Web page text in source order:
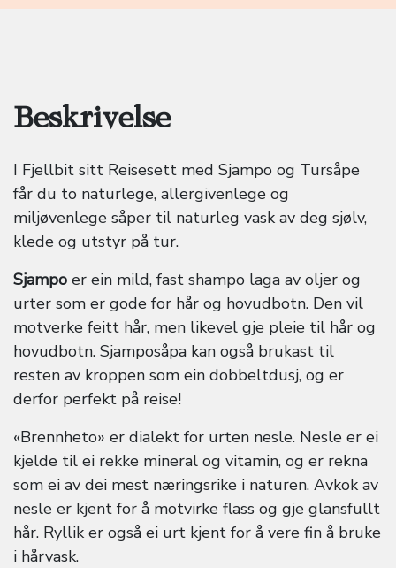
Beskrivelse
I Fjellbit sitt Reisesett med Sjampo og Tursåpe
får du to naturlege, allergivenlege og
miljøvenlege såper til naturleg vask av deg sjølv,
klede og utstyr på tur.
Sjampo er ein mild, fast shampo laga av oljer og
urter som er gode for hår og hovudbotn. Den vil
motverke feitt hår, men likevel gje pleie til hår og
hovudbotn. Sjamposåpa kan også brukast til
resten av kroppen som ein dobbeltdusj, og er
derfor perfekt på reise!
«Brennheto» er dialekt for urten nesle. Nesle er ei
kjelde til ei rekke mineral og vitamin, og er rekna
som ei av dei mest næringsrike i naturen. Avkok av
nesle er kjent for å motvirke flass og gje glansfullt
hår. Ryllik er også ei urt kjent for å vere fin å bruke
i hårvask.